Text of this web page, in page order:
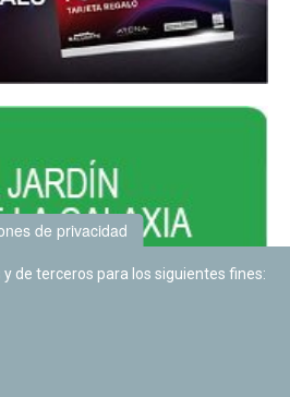
de privacidad
de terceros para los siguientes fines: